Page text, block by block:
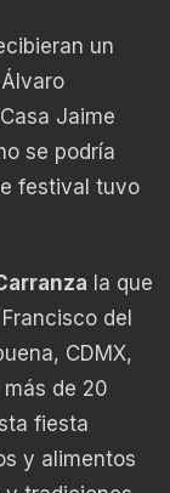
un
Jaime
se podría
festival tuvo
la que
del
CDMX,
de 20
fiesta
y alimentos